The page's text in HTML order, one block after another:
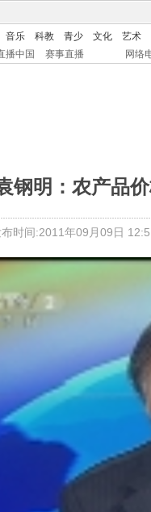
音乐 科教 青少 文化
艺术
播中国 赛事直播 网络
钢明：农产品
布时间:2011年09月09日